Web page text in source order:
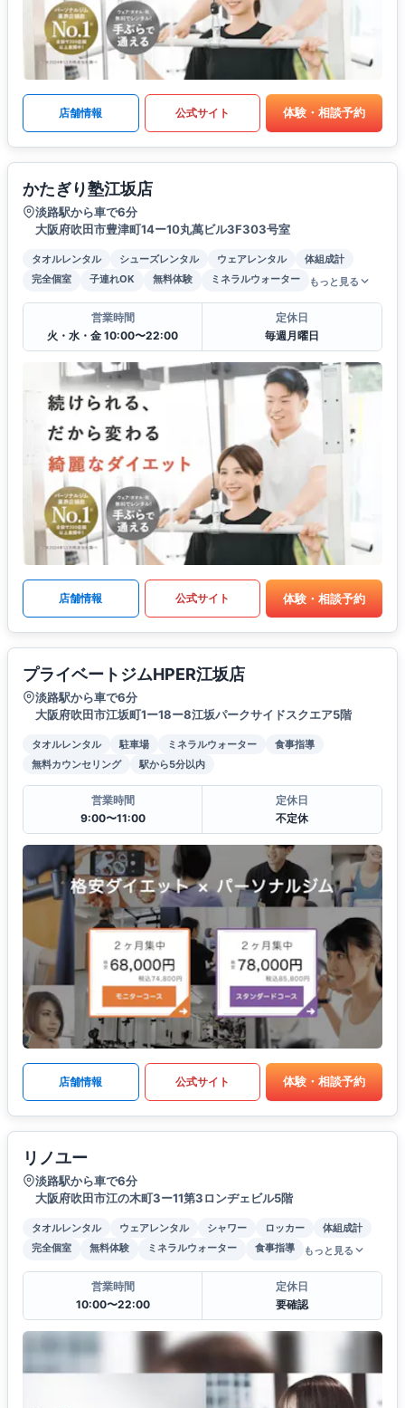
店舗情報 公式サイト 体験・相談予約
かたぎり塾江坂店
淡路駅から車で6分
大阪府吹田市豊津町14ー10丸萬ビル3F303号室
タオルレンタル シューズレンタル ウェアレンタル
体組成計
完全個室
子連れOK 無料体験 ミネラルウォーター もっと見る
営業時間
火・水・金 10:00〜22:00
定休日
毎週月曜日
店舗情報 公式サイト 体験・相談予約
プライベートジムHPER江坂店
淡路駅から車で6分
大阪府吹田市江坂町1ー18ー8江坂パークサイドスクエア5階
タオルレンタル 駐車場 ミネラルウォーター
食事指導
無料カウンセリング
駅から5分以内
営業時間
9:00〜11:00
定休日
不定休
店舗情報 公式サイト 体験・相談予約
リノユー
淡路駅から車で6分
大阪府吹田市江の木町3ー11第3ロンヂェビル5階
タオルレンタル ウェアレンタル シャワー ロッカー
体組成計
完全個室
無料体験 ミネラルウォーター 食事指導 もっと見る
営業時間
10:00〜22:00
定休日
要確認